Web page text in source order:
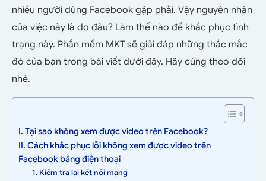
nhiều người dùng Facebook gặp phải. Vậy nguyên nhân
của việc này là do đâu? Làm thế nào để khắc phục tình
trạng này. Phần mềm MKT sẽ giải đáp những thắc mắc
đó của bạn trong bài viết dưới đây. Hãy cùng theo dõi
nhé.
I. Tại sao không xem được video trên Facebook?
II. Cách khắc phục lỗi không xem được video trên
Facebook bằng điện thoại
1. Kiểm tra lại kết nối mạng